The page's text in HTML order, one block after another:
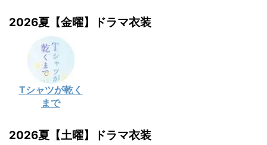
2026夏【金曜】ドラマ衣装
Tシャツが乾く
まで
2026夏【土曜】ドラマ衣装